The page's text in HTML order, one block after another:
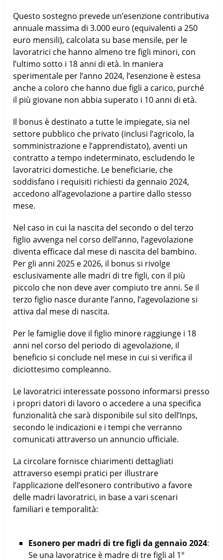
Questo sostegno prevede un’esenzione contributiva
annuale massima di 3.000 euro (equivalenti a 250
euro mensili), calcolata su base mensile, per le
lavoratrici che hanno almeno tre figli minori, con
l’ultimo sotto i 18 anni di età. In maniera
sperimentale per l’anno 2024, l’esenzione è estesa
anche a coloro che hanno due figli a carico, purché
il più giovane non abbia superato i 10 anni di età.
Il bonus è destinato a tutte le impiegate, sia nel
settore pubblico che privato (inclusi l’agricolo, la
somministrazione e l’apprendistato), aventi un
contratto a tempo indeterminato, escludendo le
lavoratrici domestiche. Le beneficiarie, che
soddisfano i requisiti richiesti da gennaio 2024,
accedono all’agevolazione a partire dallo stesso
mese.
Nel caso in cui la nascita del secondo o del terzo
figlio avvenga nel corso dell’anno, l’agevolazione
diventa efficace dal mese di nascita del bambino.
Per gli anni 2025 e 2026, il bonus si rivolge
esclusivamente alle madri di tre figli, con il più
piccolo che non deve aver compiuto tre anni. Se il
terzo figlio nasce durante l’anno, l’agevolazione si
attiva dal mese di nascita.
Per le famiglie dove il figlio minore raggiunge i 18
anni nel corso del periodo di agevolazione, il
beneficio si conclude nel mese in cui si verifica il
diciottesimo compleanno.
Le lavoratrici interessate possono informarsi presso
i propri datori di lavoro o accedere a una specifica
funzionalità che sarà disponibile sul sito dell’Inps,
secondo le indicazioni e i tempi che verranno
comunicati attraverso un annuncio ufficiale.
La circolare fornisce chiarimenti dettagliati
attraverso esempi pratici per illustrare
l’applicazione dell’esonero contributivo a favore
delle madri lavoratrici, in base a vari scenari
familiari e temporalità:
Esonero per madri di tre figli da gennaio 2024:
Se una lavoratrice è madre di tre figli al 1°